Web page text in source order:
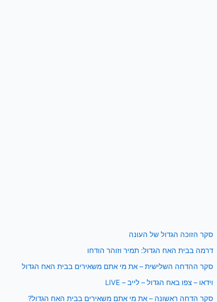
סקר הזוכה הגדול של העונה
דרמה בבית האח הגדול: תמיר וזוהר הודחו
סקר ההדחה השלישית – את מי אתם משאירים בבית האח הגדול
וידאו – צפו באח הגדול – לייב – LIVE
סקר הדחה ראשונה – את מי אתם משאירים בבית האח הגדול?